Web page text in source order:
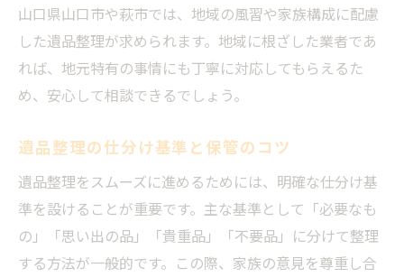
山口県山口市や萩市では、地域の風習や家族構成に配慮
した遺品整理が求められます。地域に根ざした業者であ
れば、地元特有の事情にも丁寧に対応してもらえるた
め、安心して相談できるでしょう。
遺品整理の仕分け基準と保管のコツ
遺品整理をスムーズに進めるためには、明確な仕分け基
準を設けることが重要です。主な基準として「必要なも
の」「思い出の品」「貴重品」「不要品」に分けて整理
する方法が一般的です。この際、家族の意見を尊重し合